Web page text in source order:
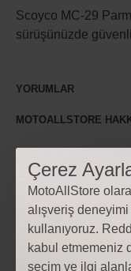
Çerez
MotoAllStore
alışveriş
kullanıyoruz.
kabul etmemeniz
seçim ve ilgi
Scoyco MC-29
sürüşünüzde
YORUMLAR
MOTOALLSTORE
MAĞAZA